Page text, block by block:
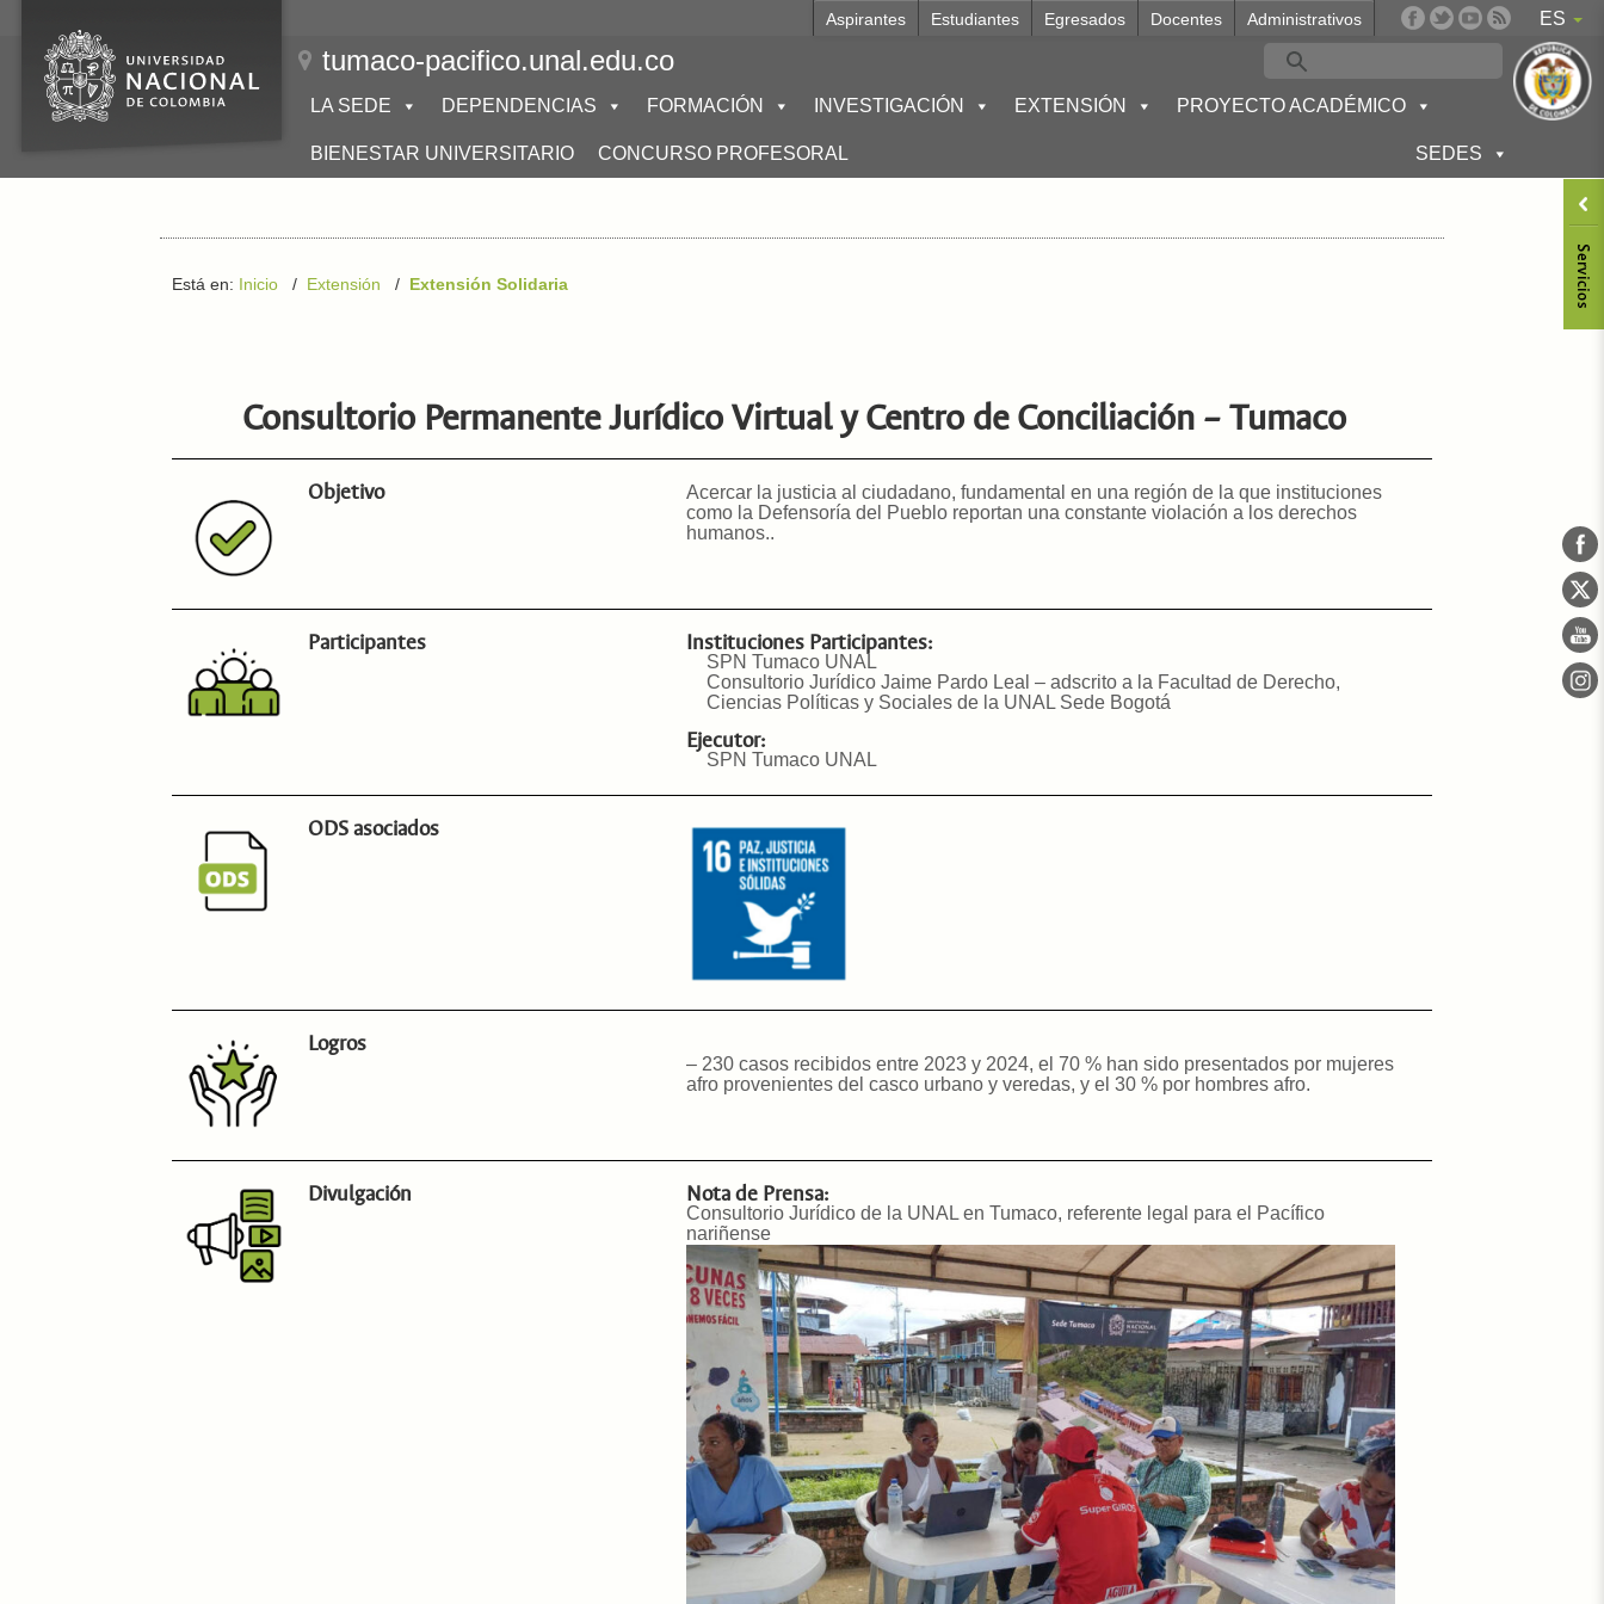
ES
Aspirantes Estudiantes Egresados Docentes Administrativos
tumaco-pacifico.unal.edu.co
LA SEDE DEPENDENCIAS FORMACIÓN INVESTIGACIÓN EXTENSIÓN PROYECTO ACADÉMICO
BIENESTAR UNIVERSITARIO CONCURSO PROFESORAL SEDES
Está en: Inicio / Extensión / Extensión Solidaria
Consultorio Permanente Jurídico Virtual y Centro de Conciliación – Tumaco
Objetivo
Acercar la justicia al ciudadano, fundamental en una región de la que instituciones
como la Defensoría del Pueblo reportan una constante violación a los derechos
humanos..
Participantes Instituciones Participantes:
SPN Tumaco UNAL
Consultorio Jurídico Jaime Pardo Leal – adscrito a la Facultad de Derecho,
Ciencias Políticas y Sociales de la UNAL Sede Bogotá
Ejecutor:
SPN Tumaco UNAL
ODS asociados
Logros
– 230 casos recibidos entre 2023 y 2024, el 70 % han sido presentados por mujeres
afro provenientes del casco urbano y veredas, y el 30 % por hombres afro.
Divulgación Nota de Prensa:
Consultorio Jurídico de la UNAL en Tumaco, referente legal para el Pacífico
nariñense